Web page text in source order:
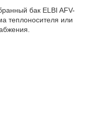
бак ELBI AFV-
теплоносителя или